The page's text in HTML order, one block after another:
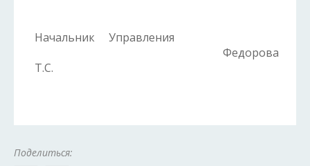
Начальник Управления
Федорова
Т.С.
Поделиться: